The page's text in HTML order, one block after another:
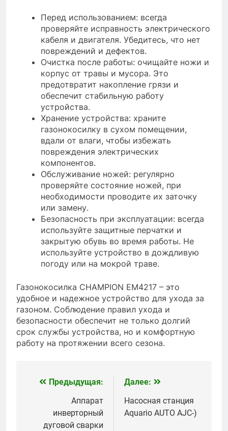
Перед использованием: всегда
проверяйте исправность электрического
кабеля и двигателя. Убедитесь, что нет
повреждений и дефектов.
Очистка после работы: очищайте ножи и
корпус от травы и мусора. Это
предотвратит накопление грязи и
обеспечит стабильную работу
устройства.
Хранение устройства: храните
газонокосилку в сухом помещении,
вдали от влаги, чтобы избежать
повреждения электрических
компонентов.
Обслуживание ножей: регулярно
проверяйте состояние ножей, при
необходимости проводите их заточку
или замену.
Безопасность при эксплуатации: всегда
используйте защитные перчатки и
закрытую обувь во время работы. Не
используйте устройство в дождливую
погоду или на мокрой траве.
Газонокосилка CHAMPION EM4217 – это
удобное и надежное устройство для ухода за
газоном. Соблюдение правил ухода и
безопасности обеспечит не только долгий
срок службы устройства, но и комфортную
работу на протяжении всего сезона.
Навигация
записям
Предыдущая:
Аппарат
инверторный
дуговой сварки
Далее:
Насосная станция
Aquario AUTO AJC-)